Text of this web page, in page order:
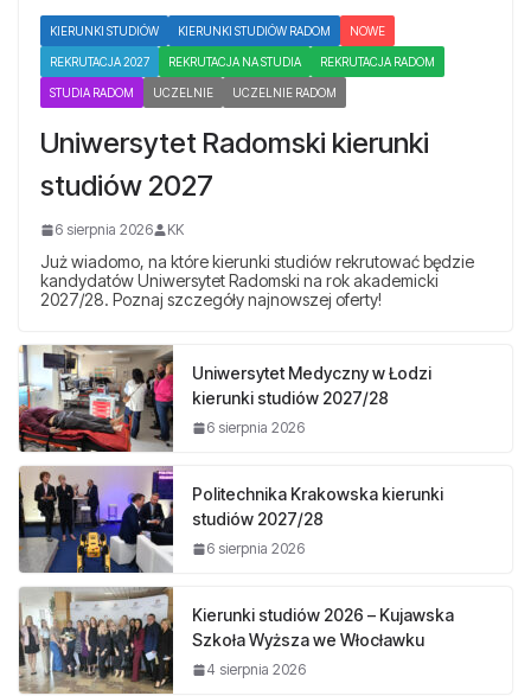
KIERUNKI STUDIÓW KIERUNKI STUDIÓW RADOM NOWE
REKRUTACJA 2027 REKRUTACJA NA STUDIA REKRUTACJA RADOM
STUDIA RADOM UCZELNIE UCZELNIE RADOM
Uniwersytet Radomski kierunki
studiów 2027
6 sierpnia 2026 KK
Już wiadomo, na które kierunki studiów rekrutować będzie
kandydatów Uniwersytet Radomski na rok akademicki
2027/28. Poznaj szczegóły najnowszej oferty!
Uniwersytet Medyczny w Łodzi
kierunki studiów 2027/28
6 sierpnia 2026
Politechnika Krakowska kierunki
studiów 2027/28
6 sierpnia 2026
Kierunki studiów 2026 – Kujawska
Szkoła Wyższa we Włocławku
4 sierpnia 2026